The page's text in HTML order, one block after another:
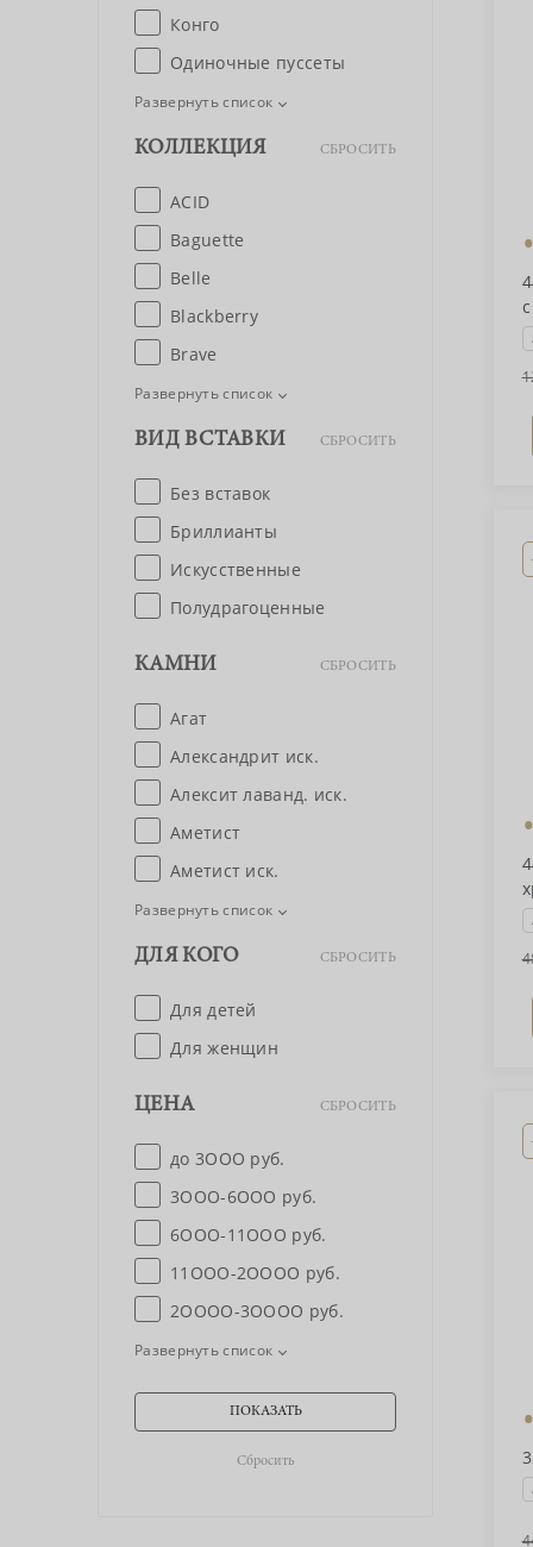
Конго
Одиночные пуссеты
Развернуть список
КОЛЛЕКЦИЯ СБРОСИТЬ
ACID
Baguette
Belle
Blackberry
Brave
Развернуть список
ВИД ВСТАВКИ СБРОСИТЬ
Без вставок
Бриллианты
Искусственные
Полудрагоценные
КАМНИ СБРОСИТЬ
Агат
Александрит иск.
Алексит лаванд. иск.
Аметист
Аметист иск.
Развернуть список
ДЛЯ КОГО СБРОСИТЬ
Для детей
Для женщин
ЦЕНА СБРОСИТЬ
до 3OOO руб.
3OOO-6OOO руб.
6OOO-11OOO руб.
11OOO-2OOOO руб.
2OOOO-3OOOO руб.
Развернуть список